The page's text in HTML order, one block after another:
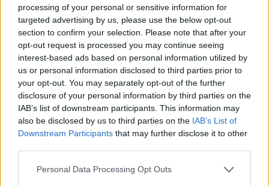
processing of your personal or sensitive information for
targeted advertising by us, please use the below opt-out
section to confirm your selection. Please note that after your
opt-out request is processed you may continue seeing
interest-based ads based on personal information utilized by
us or personal information disclosed to third parties prior to
your opt-out. You may separately opt-out of the further
disclosure of your personal information by third parties on the
IAB’s list of downstream participants. This information may
also be disclosed by us to third parties on the IAB’s List of
Downstream Participants that may further disclose it to other
Please note that this website/app uses one or more Google
Personal Data Processing Opt Outs
Meccs Center